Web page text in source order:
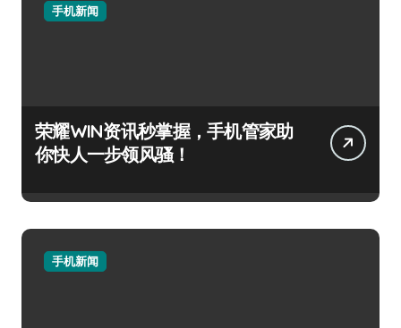
手机新闻
荣耀WIN资讯秒掌握，手机管家助
你快人一步领风骚！
手机新闻